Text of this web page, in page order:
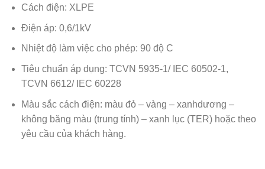
Cách điện: XLPE
Điện áp: 0,6/1kV
Nhiệt độ làm việc cho phép: 90 độ C
Tiêu chuẩn áp dụng: TCVN 5935-1/ IEC 60502-1,
TCVN 6612/ IEC 60228
Màu sắc cách điện: màu đỏ – vàng – xanhdương –
không băng màu (trung tính) – xanh lục (TER) hoặc theo
yêu cầu của khách hàng.